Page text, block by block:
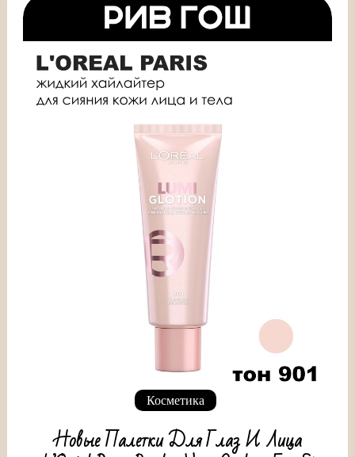
Косметика
Новые Палетки Для Глаз И Лица